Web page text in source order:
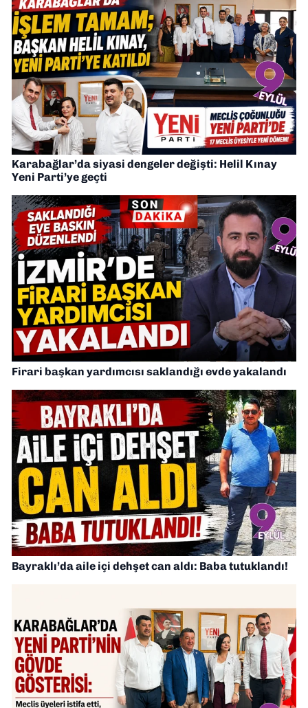
Karabağlar’da siyasi dengeler değişti: Helil Kınay
Yeni Parti’ye geçti
Firari başkan yardımcısı saklandığı evde yakalandı
Bayraklı’da aile içi dehşet can aldı: Baba tutuklandı!